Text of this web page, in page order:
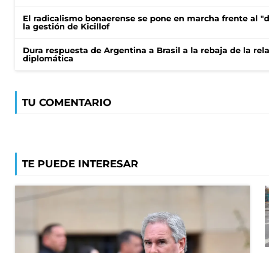
El radicalismo bonaerense se pone en marcha frente al
la gestión de Kicillof
Dura respuesta de Argentina a Brasil a la rebaja de la
diplomática
TU COMENTARIO
TE PUEDE INTERESAR